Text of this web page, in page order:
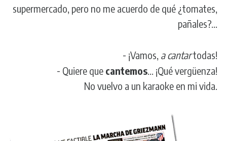
supermercado, pero no me acuerdo de qué ¿tomates,
pañales?...
- ¡Vamos, a cantartodas!
- Quiere que cantemos... ¡Qué vergüenza!
No vuelvo a un karaoke en mi vida.